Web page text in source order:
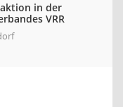
in der
VRR